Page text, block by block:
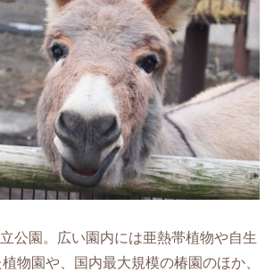
公園。広い園内には亜熱帯植物や自生
物園や、国内最大規模の椿園のほか、